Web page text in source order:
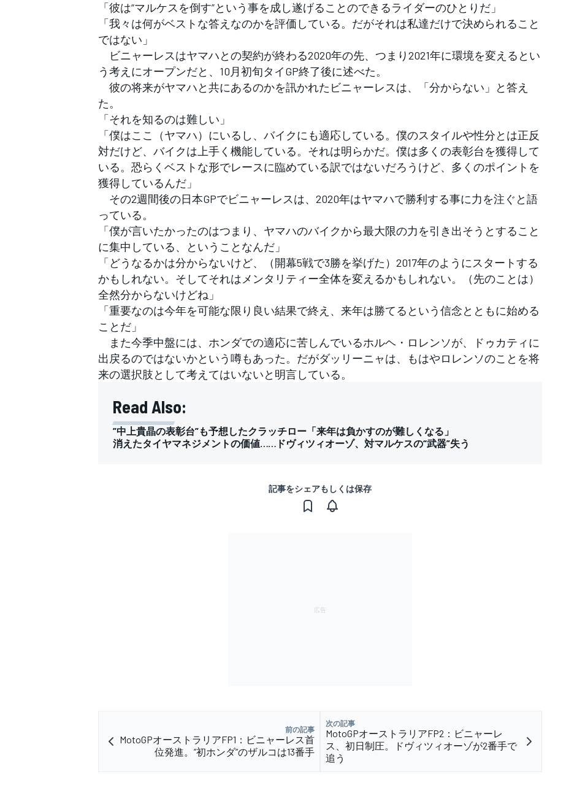
すべてのカテゴリー
「彼は“マルケスを倒す”という事を成し遂げることのできるライダーのひとりだ」
「我々は何がベストな答えなのかを評価している。だがそれは私達だけで決められること
ではない」
ビニャーレスはヤマハとの契約が終わる2020年の先、つまり2021年に環境を変えるとい
う考えにオープンだと、10月初旬タイGP終了後に述べた。
彼の将来がヤマハと共にあるのかを訊かれたビニャーレスは、「分からない」と答え
た。
「それを知るのは難しい」
「僕はここ（ヤマハ）にいるし、バイクにも適応している。僕のスタイルや性分とは正反
対だけど、バイクは上手く機能している。それは明らかだ。僕は多くの表彰台を獲得して
いる。恐らくベストな形でレースに臨めている訳ではないだろうけど、多くのポイントを
獲得しているんだ」
その2週間後の日本GPでビニャーレスは、2020年はヤマハで勝利する事に力を注ぐと語
っている。
「僕が言いたかったのはつまり、ヤマハのバイクから最大限の力を引き出そうとすること
に集中している、ということなんだ」
「どうなるかは分からないけど、（開幕5戦で3勝を挙げた）2017年のようにスタートする
かもしれない。そしてそれはメンタリティー全体を変えるかもしれない。（先のことは）
全然分からないけどね」
「重要なのは今年を可能な限り良い結果で終え、来年は勝てるという信念とともに始める
ことだ」
また今季中盤には、ホンダでの適応に苦しんでいるホルヘ・ロレンソが、ドゥカティに
出戻るのではないかという噂もあった。だがダッリーニャは、もはやロレンソのことを将
来の選択肢として考えてはいないと明言している。
Read Also:
”中上貴晶の表彰台”も予想したクラッチロー「来年は負かすのが難しくなる」
消えたタイヤマネジメントの価値……ドヴィツィオーゾ、対マルケスの“武器”失う
記事をシェアもしくは保存
前の記事
MotoGPオーストラリアFP1：ビニャーレス首
位発進。”初ホンダ”のザルコは13番手
次の記事
MotoGPオーストラリアFP2：ビニャーレ
ス、初日制圧。ドヴィツィオーゾが2番手で
追う